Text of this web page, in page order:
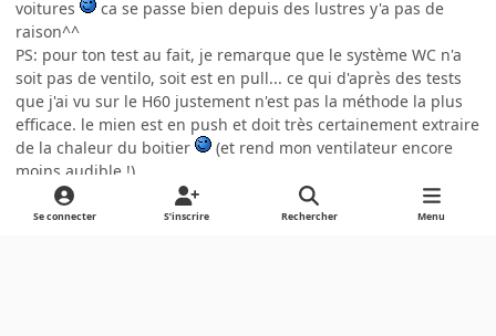
voitures
ca se passe bien depuis des lustres y'a pas de
raison^^
PS: pour ton test au fait, je remarque que le système WC n'a
soit pas de ventilo, soit est en pull... ce qui d'après des tests
que j'ai vu sur le H60 justement n'est pas la méthode la plus
efficace. le mien est en push et doit très certainement extraire
de la chaleur du boitier
(et rend mon ventilateur encore
moins audible !)
Citer
Se connecter S’inscrire Rechercher Menu